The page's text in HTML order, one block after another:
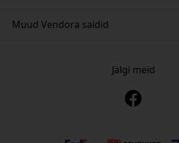
Muud Vendora saidid
Jälgi meid